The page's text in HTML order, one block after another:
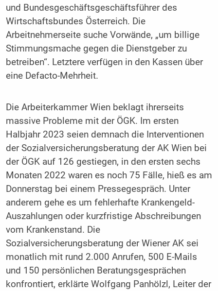
und Bundesgeschäftsgeschäftsführer des
Wirtschaftsbundes Österreich. Die
Arbeitnehmerseite suche Vorwände, „um billige
Stimmungsmache gegen die Dienstgeber zu
betreiben“. Letztere verfügen in den Kassen über
eine Defacto-Mehrheit.
Die Arbeiterkammer Wien beklagt ihrerseits
massive Probleme mit der ÖGK. Im ersten
Halbjahr 2023 seien demnach die Interventionen
der Sozialversicherungsberatung der AK Wien bei
der ÖGK auf 126 gestiegen, in den ersten sechs
Monaten 2022 waren es noch 75 Fälle, hieß es am
Donnerstag bei einem Pressegespräch. Unter
anderem gehe es um fehlerhafte Krankengeld-
Auszahlungen oder kurzfristige Abschreibungen
vom Krankenstand. Die
Sozialversicherungsberatung der Wiener AK sei
monatlich mit rund 2.000 Anrufen, 500 E-Mails
und 150 persönlichen Beratungsgesprächen
konfrontiert, erklärte Wolfgang Panhölzl, Leiter der